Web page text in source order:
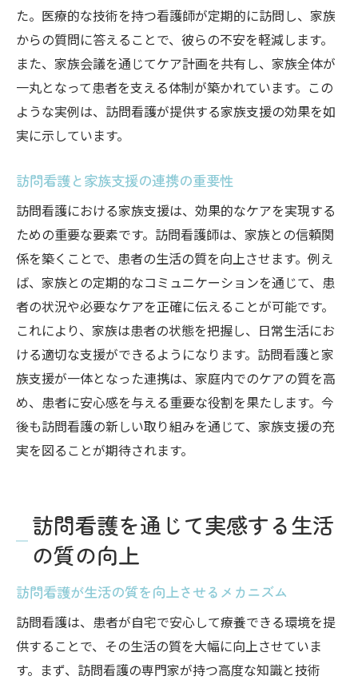
た。医療的な技術を持つ看護師が定期的に訪問し、家族
からの質問に答えることで、彼らの不安を軽減します。
また、家族会議を通じてケア計画を共有し、家族全体が
一丸となって患者を支える体制が築かれています。この
ような実例は、訪問看護が提供する家族支援の効果を如
実に示しています。
訪問看護と家族支援の連携の重要性
訪問看護における家族支援は、効果的なケアを実現する
ための重要な要素です。訪問看護師は、家族との信頼関
係を築くことで、患者の生活の質を向上させます。例え
ば、家族との定期的なコミュニケーションを通じて、患
者の状況や必要なケアを正確に伝えることが可能です。
これにより、家族は患者の状態を把握し、日常生活にお
ける適切な支援ができるようになります。訪問看護と家
族支援が一体となった連携は、家庭内でのケアの質を高
め、患者に安心感を与える重要な役割を果たします。今
後も訪問看護の新しい取り組みを通じて、家族支援の充
実を図ることが期待されます。
訪問看護を通じて実感する生活
の質の向上
訪問看護が生活の質を向上させるメカニズム
訪問看護は、患者が自宅で安心して療養できる環境を提
供することで、その生活の質を大幅に向上させていま
す。まず、訪問看護の専門家が持つ高度な知識と技術